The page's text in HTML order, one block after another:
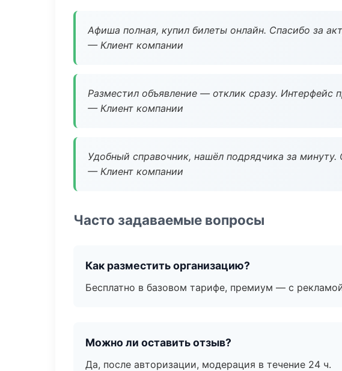
Афиша полная, купил билеты онлайн. Спасибо за
— Клиент компании
Разместил объявление — отклик сразу. Интерфейс
— Клиент компании
Удобный справочник, нашёл подрядчика за
— Клиент компании
Часто задаваемые вопросы
Как разместить организацию?
Бесплатно в базовом тарифе, премиум — с
Можно ли оставить отзыв?
Да, после авторизации, модерация в течение 24 ч.